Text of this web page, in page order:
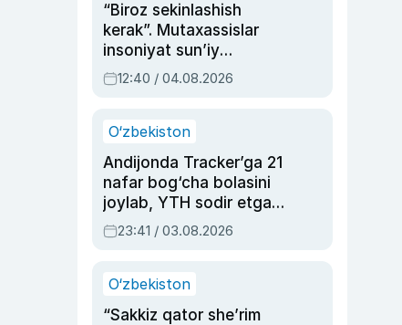
“Biroz sekinlashish
kerak”. Mutaxassislar
insoniyat sun’iy
intellektni boshqara
olmay qolishidan xavotir
12:40 / 04.08.2026
O‘zbekiston
Andijonda Tracker’ga 21
nafar bog‘cha bolasini
joylab, YTH sodir etgan
ayolga sud hukmi o‘qildi
23:41 / 03.08.2026
O‘zbekiston
“Sakkiz qator she’rim